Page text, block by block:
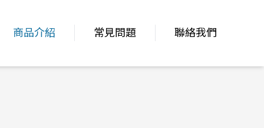
商品介紹 常見問題 聯絡我們